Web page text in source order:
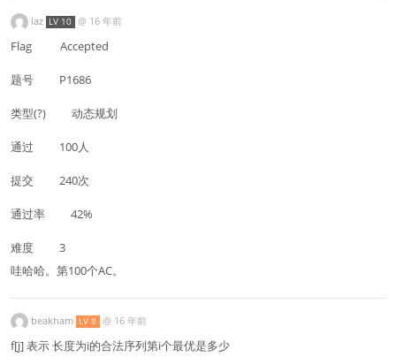
laz LV 10 @ 16 年前
Flag Accepted
题号 P1686
类型(?) 动态规划
通过 100人
提交 240次
通过率 42%
难度 3
哇哈哈。第100个AC。
beakham LV 8 @ 16 年前
f[j] 表示 长度为i的合法序列第i个最优是多少